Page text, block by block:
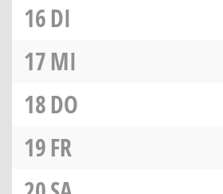
16DI
17MI
18DO
19FR